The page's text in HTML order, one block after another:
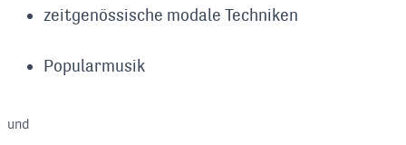
zeitgenössische modale Techniken
Popularmusik
und